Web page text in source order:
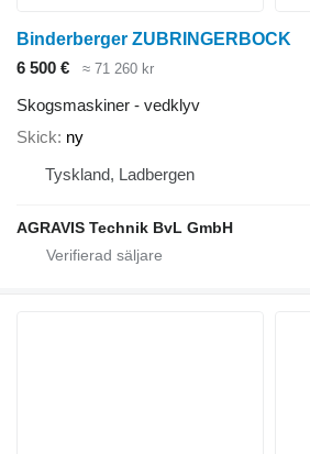
Binderberger ZUBRINGERBOCK
6 500 €
≈ 71 260 kr
Skogsmaskiner - vedklyv
Skick ny
Tyskland, Ladbergen
AGRAVIS Technik BvL GmbH